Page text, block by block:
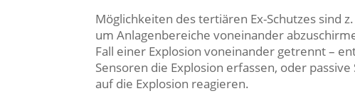
Möglichkeiten des tertiären Ex-Schutzes sind
um Anlagenbereiche voneinander
Fall einer Explosion voneinander getrennt –
Sensoren die Explosion erfassen, oder
auf die Explosion reagieren.